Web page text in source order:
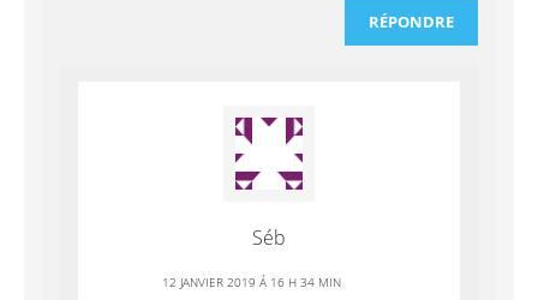
RÉPONDRE
Séb
12 JANVIER 2019 Á 16 H 34 MIN